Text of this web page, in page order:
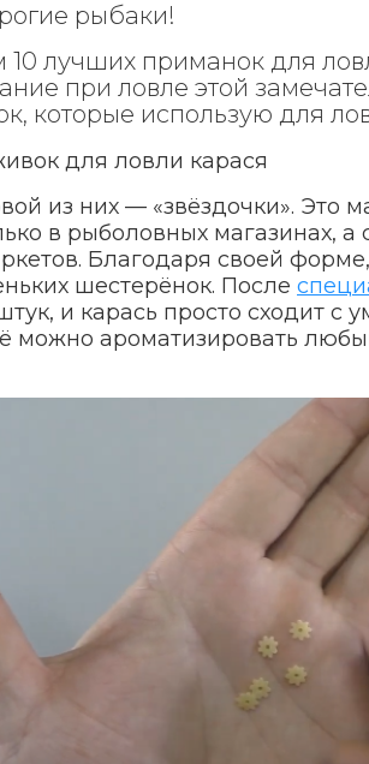
рыбаки!
лучших приманок для
при ловле этой
которые использую для
из них — «звёздочки». Это
в рыболовных магазинах, а
Благодаря своей
шестерёнок. После
и карась просто сходит с
можно ароматизировать